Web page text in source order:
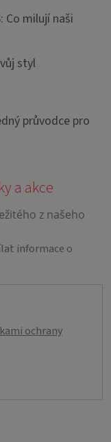
Co milují naši
styl
průvodce pro
informace o
ochrany